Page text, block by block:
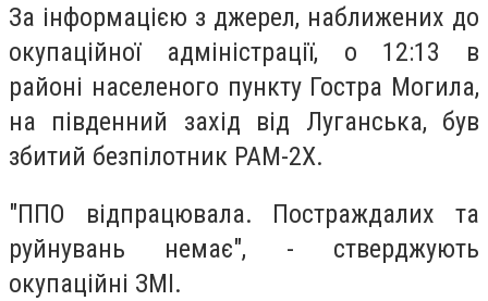
За інформацією з джерел, наближених до
окупаційної адміністрації, о 12:13 в
районі населеного пункту Гостра Могила,
на південний захід від Луганська, був
збитий безпілотник РАМ-2Х.
"ППО відпрацювала. Постраждалих та
руйнувань немає", - стверджують
окупаційні ЗМІ.